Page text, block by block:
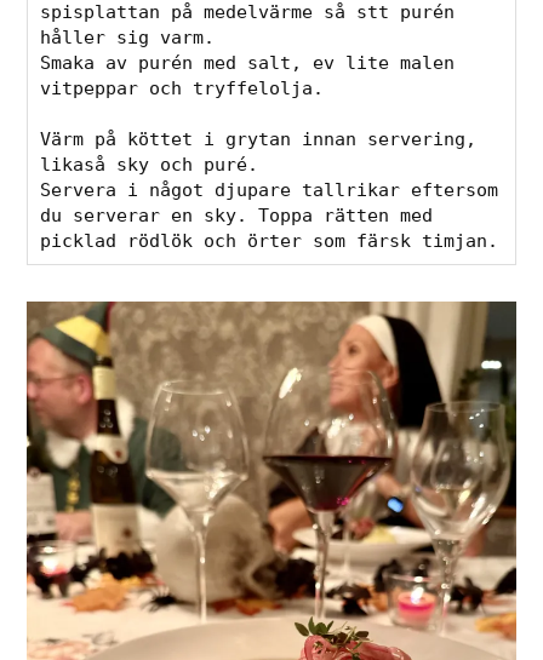
spisplattan på medelvärme så stt purén
håller sig varm.
Smaka av purén med salt, ev lite malen
vitpeppar och tryffelolja.
Värm på köttet i grytan innan servering,
likaså sky och puré.
Servera i något djupare tallrikar eftersom
du serverar en sky. Toppa rätten med